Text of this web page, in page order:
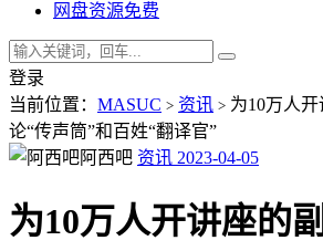
网盘资源免费
登录
当前位置： MASUC > 资讯 > 为10万人
论“传声筒”和百姓“翻译官”
阿西吧 资讯 2023-04-05
为10万人开讲座的